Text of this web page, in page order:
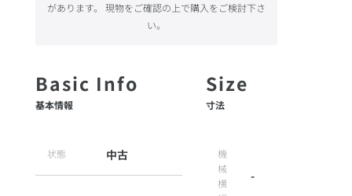
基本情報
状態 中古
寸法
機
械
横
-
があります。 現物をご確認の上で購入をご検討下さ
い。